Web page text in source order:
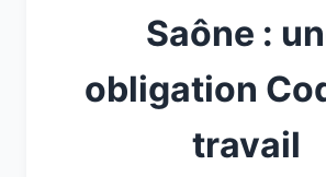
Saône :
obligation
travail